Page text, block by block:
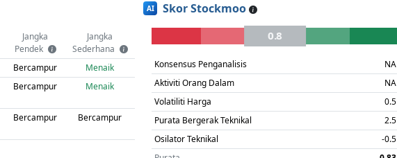
Jangka
Pendek
Jangka
Sederhana
Bercampur
Menaik
Bercampur Menaik
Bercampur Bercampur
AI Skor Stockmoo
0.8
Konsensus Penganalisis
NA
Aktiviti Orang Dalam
NA
Volatiliti Harga
0.5
Purata Bergerak Teknikal
2.5
Osilator Teknikal
-0.5